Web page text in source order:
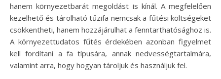
hanem környezetbarát megoldást is kínál. A megfelelően
kezelhető és tárolható tűzifa nemcsak a fűtési költségeket
csökkentheti, hanem hozzájárulhat a fenntarthatósághoz is.
A környezettudatos fűtés érdekében azonban figyelmet
kell fordítani a fa típusára, annak nedvességtartalmára,
valamint arra, hogy hogyan tároljuk és használjuk fel.